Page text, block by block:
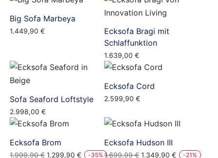
Big Sofa Marbeya
1.449,90 €
Ecksofa Bragi mit
Schlaffunktion
1.639,00 €
Sofa Seaford Loftstyle
2.998,00 €
Ecksofa Cord
2.599,90 €
Ecksofa Brom
1.999,90€ Ursprünglicher
1.299,90 €Aktueller
-35%
Ecksofa Hudson III
1.699,99€ Ursprünglicher
1.349,90 €Aktueller
-21 %